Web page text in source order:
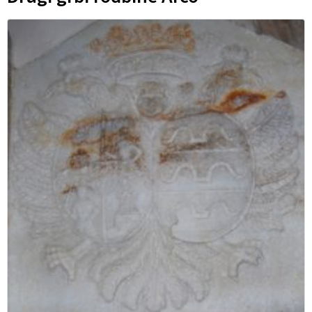
grofov Sermage (z jelenom na paši, ki je v literaturi
napačno pripisan Pilpachu), in desno (oz. heraldično levo)
grb grofov Arco s tremi loki (it. arco = lok).
Leonija Sermage je dvorec prodala v začetku 20. stoletja,
verjetno potem ko je leta 1902 v Firencah umrl njen mož.
Ona sama je umrla leta 1920 v Gradcu.
Curk, Jože: Gradovi in graščine v Spodnji Savinjski dolini.
Savinjski zbornik, 1959, str. 156.
Stopar, Ivan: Grajske stavbe v vzhodni Sloveniji. Knj. 3,
Spodnja Savinjska dolina. Ljubljana: Park, 1992.
Povezave:
http://www.galicija.si/index.php?stran=zgodovina